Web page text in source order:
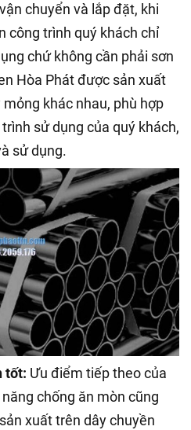
chuyển và lắp đặt, khi
công trình quý khách chỉ
chứ không cần phải sơn
Hòa Phát được sản xuất
khác nhau, phù hợp
sử dụng của quý khách,
sử dụng.
tốt: Ưu điểm tiếp theo của
chống ăn mòn cũng
xuất trên dây chuyền